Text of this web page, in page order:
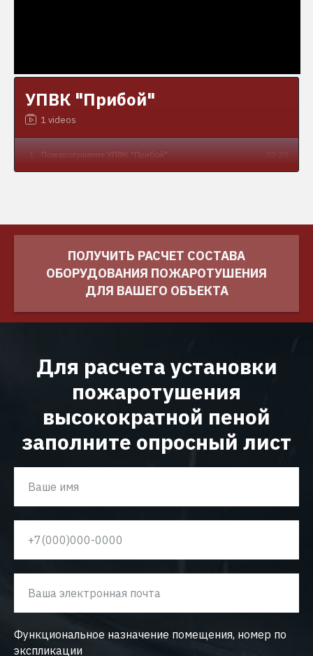
УПВК "Прибой"
1 videos
Пожаротушение УПВК "Прибой"
ПОЛУЧИТЬ РАСЧЕТ СОСТАВА
ОБОРУДОВАНИЯ ПОЖАРОТУШЕНИЯ
ДЛЯ ВАШЕГО ОБЪЕКТА
Для расчета установки
пожаротушения
высокократной пеной
заполните опросный лист
Функциональное назначение помещения, номер по
экспликации